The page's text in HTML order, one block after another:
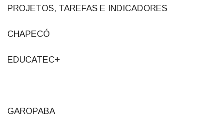
PROJETOS, TAREFAS E INDICADORES
CHAPECÓ
EDUCATEC+
GAROPABA